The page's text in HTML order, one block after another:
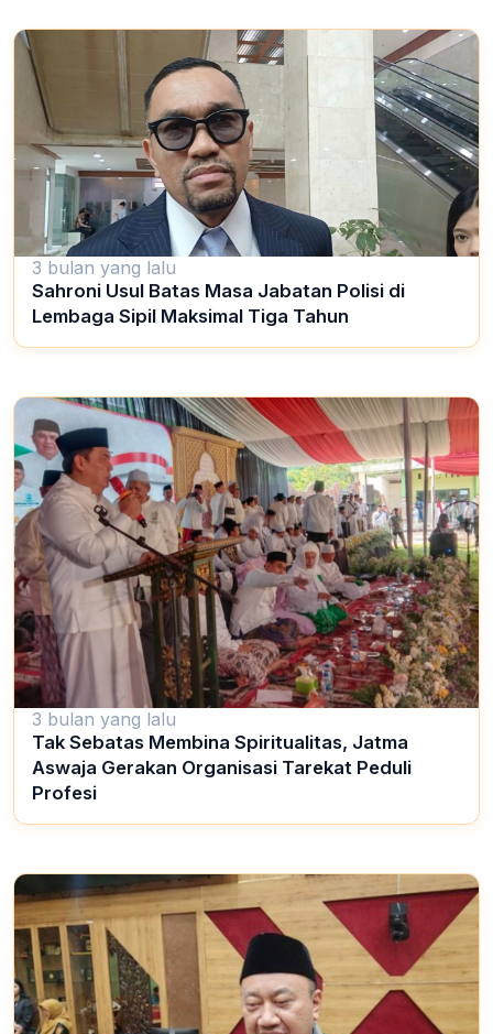
3 bulan yang lalu
Sahroni Usul Batas Masa Jabatan Polisi di
Lembaga Sipil Maksimal Tiga Tahun
3 bulan yang lalu
Tak Sebatas Membina Spiritualitas, Jatma
Aswaja Gerakan Organisasi Tarekat Peduli
Profesi